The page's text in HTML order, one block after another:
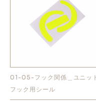
01-05-フック関係＿ユニッ
フック用シール